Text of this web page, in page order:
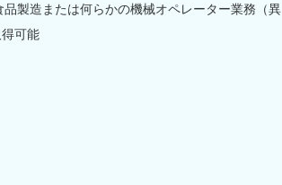
製造または何らかの機械オペレーター業務（異
可能